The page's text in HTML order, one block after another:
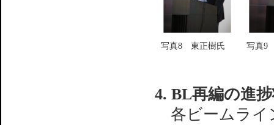
写真8 東正樹氏 写真9
4. BL再編の進
各ビームライ